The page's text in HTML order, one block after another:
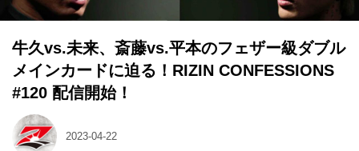
牛久vs.未来、斎藤vs.平本のフェザー級ダブル
メインカードに迫る！RIZIN CONFESSIONS
#120 配信開始！
2023-04-22